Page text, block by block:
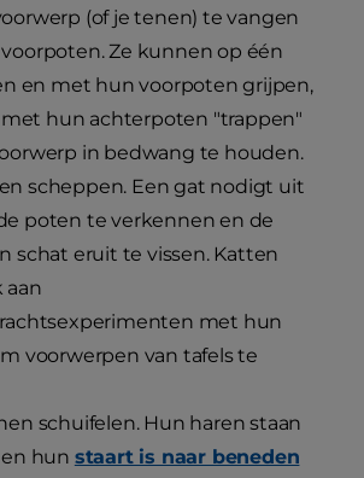
(of je tenen) te vangen
Ze kunnen op één
en met hun voorpoten grijpen,
hun achterpoten "trappen"
in bedwang te houden.
scheppen. Een gat nodigt uit
poten te verkennen en de
schat eruit te vissen. Katten
aan
met hun
voorwerpen van tafels te
schuifelen. Hun haren staan
hun staart is naar beneden